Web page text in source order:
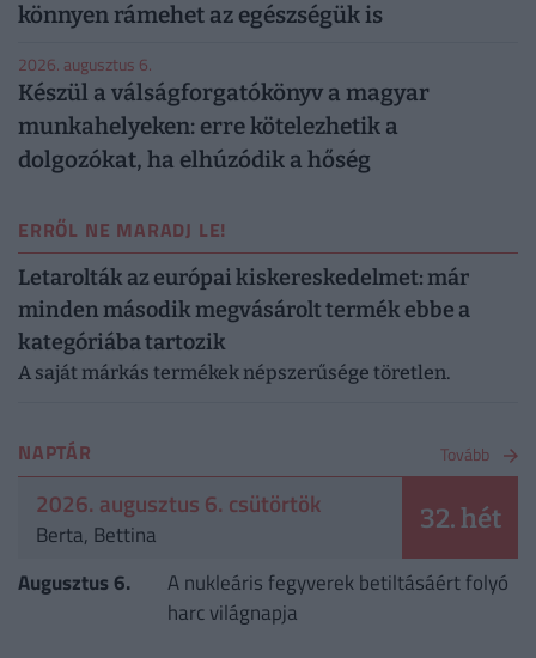
könnyen rámehet az egészségük is
2026. augusztus 6.
Készül a válságforgatókönyv a magyar
munkahelyeken: erre kötelezhetik a
dolgozókat, ha elhúzódik a hőség
ERRŐL NE MARADJ LE!
Letarolták az európai kiskereskedelmet: már
minden második megvásárolt termék ebbe a
kategóriába tartozik
A saját márkás termékek népszerűsége töretlen.
NAPTÁR Tovább
2026. augusztus 6. csütörtök
Berta, Bettina 32. hét
Augusztus 6.
A nukleáris fegyverek betiltásáért folyó
harc világnapja